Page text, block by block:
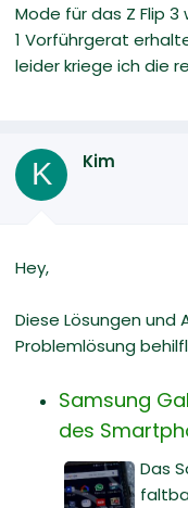
Mode für das Z Flip
1 Vorführgerat
leider kriege ich die
K Kim
Hey,
Diese Lösungen und
Problemlösung
Samsung
des
Das